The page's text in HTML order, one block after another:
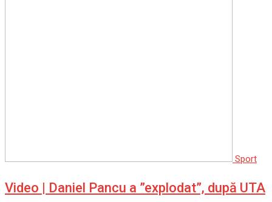
Sport
Video | Daniel Pancu a ”explodat”, după UTA